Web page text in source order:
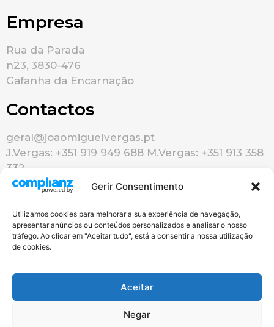
Gerir Consentimento
Utilizamos cookies para melhorar a sua experiência de navegação,
apresentar anúncios ou conteúdos personalizados e analisar o nosso
tráfego. Ao clicar em "Aceitar tudo", está a consentir a nossa utilização
de cookies.
Aceitar
Negar
Empresa
Rua da Parada
n23, 3830-476
Gafanha da Encarnação
Contactos
geral@joaomiguelvergas.pt
J.Vergas: +351 919 949 688 M.Vergas: +351 913 358
332
Redes Sociais